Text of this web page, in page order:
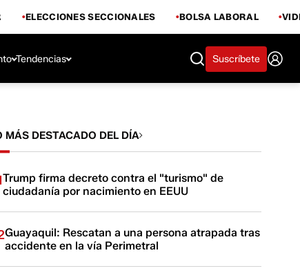
ELECCIONES SECCIONALES BOLSA LABORAL
Tendencias Suscríbete
MÁS DESTACADO DEL DÍA
Trump firma decreto contra el "turismo" de
ciudadanía por nacimiento en EEUU
Guayaquil: Rescatan a una persona atrapada tras
accidente en la vía Perimetral